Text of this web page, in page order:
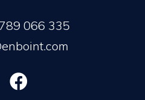
066 335